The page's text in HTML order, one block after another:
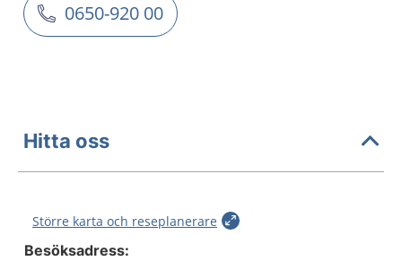
0650-920 00
Hitta oss
Större karta och reseplanerare
Besöksadress: